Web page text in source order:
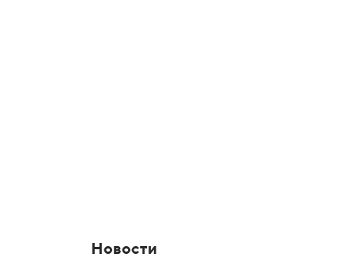
Новости